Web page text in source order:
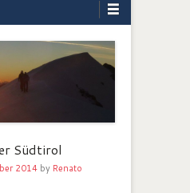
Südtirol
2014 by Renato